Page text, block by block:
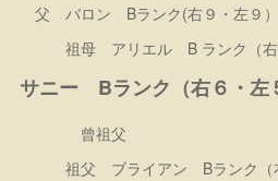
父 バロン Bランク(右９・左９）
祖母 アリエル B ランク（右５
サニー Bランク（右６・左
曾祖父
祖父 ブライアン Bランク（右